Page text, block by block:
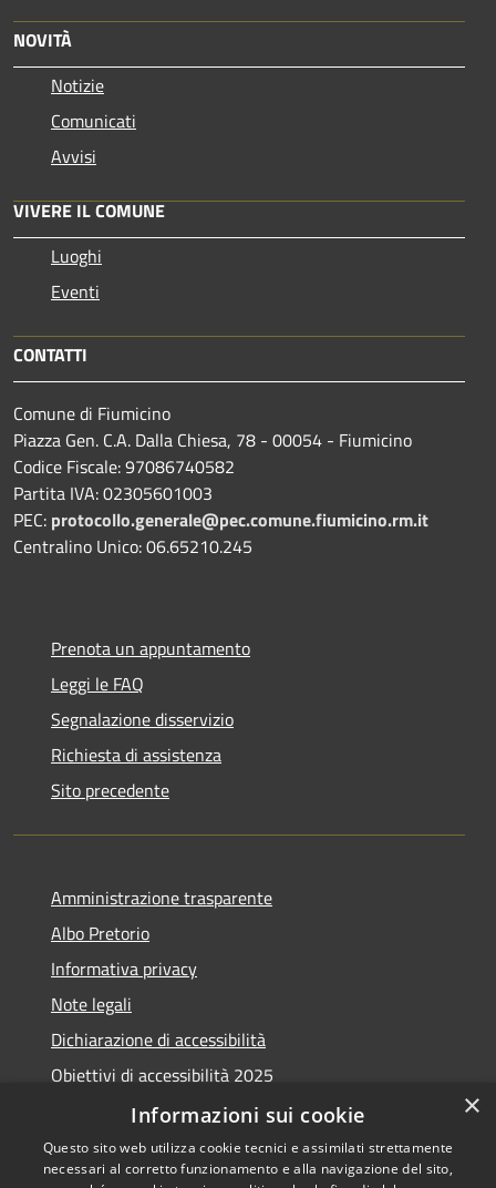
NOVITÀ
Notizie
Comunicati
Avvisi
VIVERE IL COMUNE
Luoghi
Eventi
CONTATTI
Comune di Fiumicino
Piazza Gen. C.A. Dalla Chiesa, 78 - 00054 - Fiumicino
Codice Fiscale: 97086740582
Partita IVA: 02305601003
PEC: protocollo.generale@pec.comune.fiumicino.rm.it
Centralino Unico: 06.65210.245
Prenota un appuntamento
Leggi le FAQ
Segnalazione disservizio
Richiesta di assistenza
Sito precedente
Amministrazione trasparente
Albo Pretorio
Informativa privacy
Note legali
Dichiarazione di accessibilità
Obiettivi di accessibilità 2025
Meccanismo di feedback
×
Informazioni sui cookie
Questo sito web utilizza cookie tecnici e assimilati strettamente
necessari al corretto funzionamento e alla navigazione del sito,